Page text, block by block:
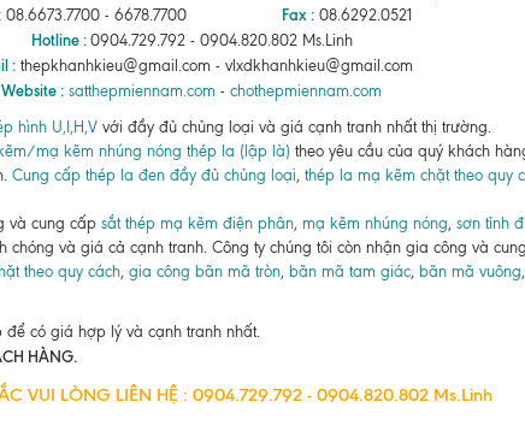
08.6673.7700 - 6678.7700 Fax : 08.6292.0521
Hotline : 0904.729.792 - 0904.820.802 Ms.Linh
: thepkhanhkieu@gmail.com - vlxdkhanhkieu@gmail.com
Website : satthepmiennam.com -chothepmiennam.com
hình U,I,H,Vvới đầy đủ chủng loại và giá cạnh tranh nhất thị trường.
mạ kẽm nhúng nóng thép la (lập là) theo yêu cầu của quý khách
Cung cấp thép la đen đầy đủ chủng loại, thép la mạ kẽm chặt theo quy
và cung cấp sắt thép mạ kẽm điện phân, mạ kẽm nhúng nóng, sơn tỉnh
và giá cả cạnh tranh. Công ty chúng tôi còn nhận gia công và
theo quy cách, gia công bãn mã tròn, bãn mã tam giác, bãn mã vuông
để có giá hợp lý và cạnh tranh nhất.
HÀNG.
VUI LÒNG LIÊN HỆ : 0904.729.792 - 0904.820.802 Ms.Linh